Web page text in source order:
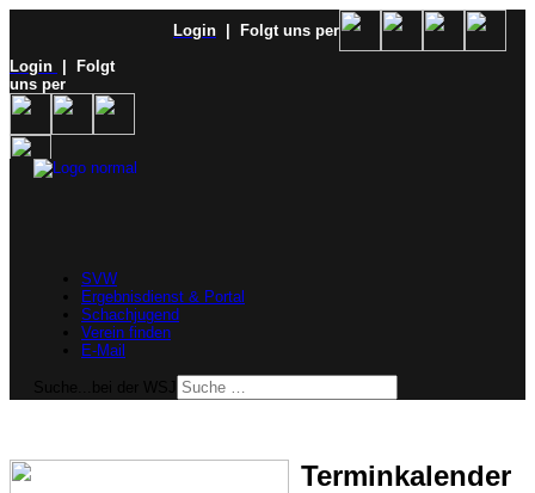
Login
| Folgt uns per
Login
| Folgt
uns per
SVW
Ergebnisdienst & Portal
Schachjugend
Verein finden
E-Mail
Terminkalender